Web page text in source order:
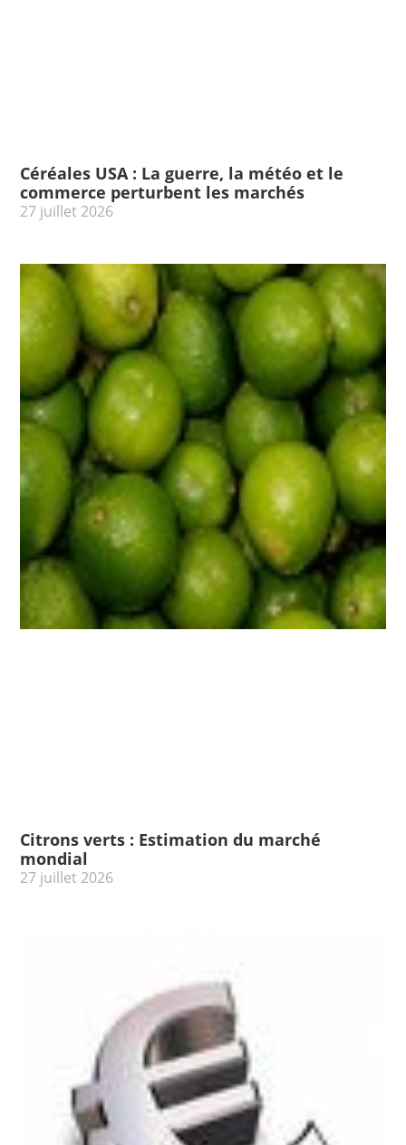
Céréales USA : La guerre, la météo et le
commerce perturbent les marchés
27 juillet 2026
Citrons verts : Estimation du marché
mondial
27 juillet 2026